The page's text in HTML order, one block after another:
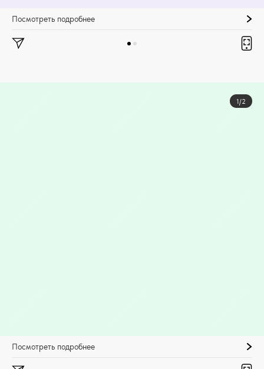
Посмотреть подробнее
1/2
Посмотреть подробнее